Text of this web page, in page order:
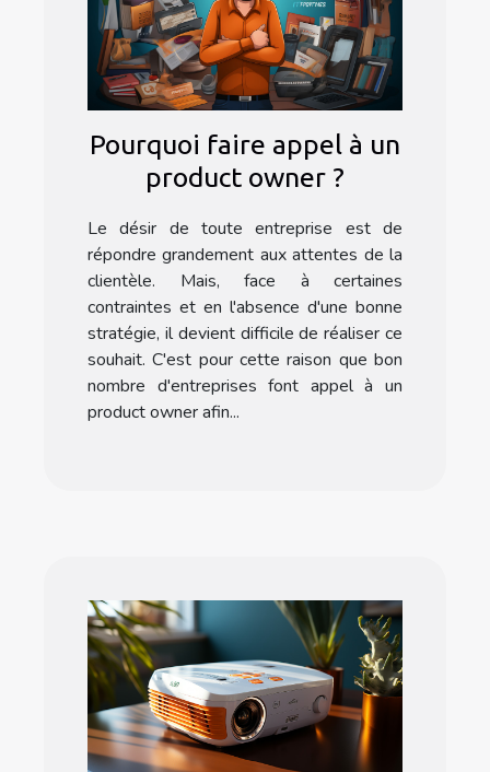
Pourquoi faire appel à un
product owner ?
Le désir de toute entreprise est de
répondre grandement aux attentes de la
clientèle. Mais, face à certaines
contraintes et en l'absence d'une bonne
stratégie, il devient difficile de réaliser ce
souhait. C'est pour cette raison que bon
nombre d'entreprises font appel à un
product owner afin...